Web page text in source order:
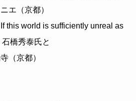
エ（京都）
this world is sufficiently unreal as
橋秀泰氏と
（京都）